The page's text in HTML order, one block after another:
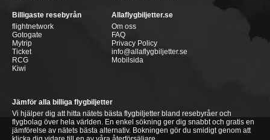
Billigaste resebyrån
flightnetwork
Gotogate
Mytrip
Ticket
RCG
Kiwi
Allaflygbiljetter.se
Om oss
FAQ
Privacy Policy
info@allaflygbiljetter.se
Mobilsida
Jämför alla billiga flygbiljetter
Vi hjälper dig att hitta nätets bästa flygbiljetter bland resebyråer och
flygbolag över hela världen. En enkel sökning ger dig snabbt och gratis en
jämförelse av nätets bästa alternativ. Bokningen gör du smidigt genom att